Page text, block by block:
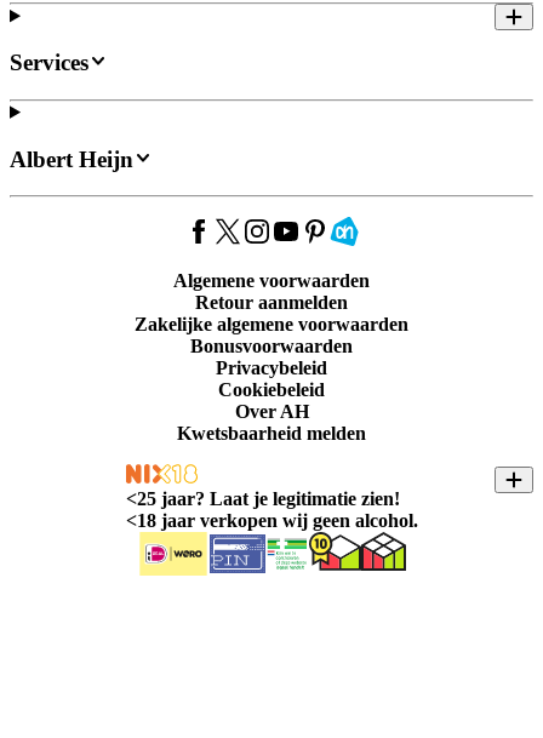
Services
Albert Heijn
Algemene voorwaarden
Retour aanmelden
Zakelijke algemene voorwaarden
Bonusvoorwaarden
Privacybeleid
Cookiebeleid
Over AH
Kwetsbaarheid melden
<25 jaar? Laat je legitimatie zien!
<18 jaar verkopen wij geen alcohol.